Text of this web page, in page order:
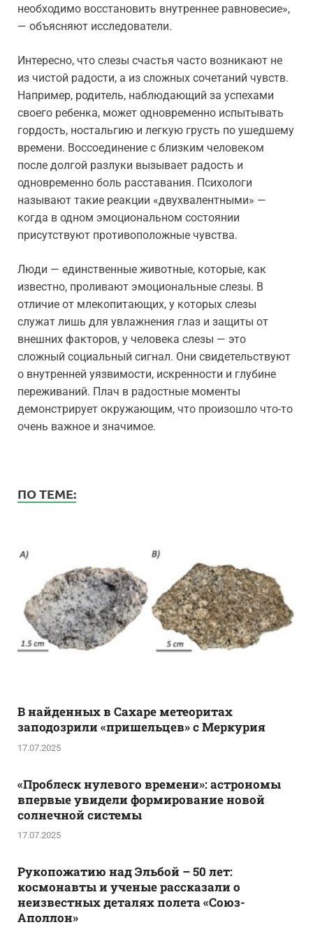
необходимо восстановить внутреннее равновесие»,
— объясняют исследователи.
Интересно, что слезы счастья часто возникают не
из чистой радости, а из сложных сочетаний чувств.
Например, родитель, наблюдающий за успехами
своего ребенка, может одновременно испытывать
гордость, ностальгию и легкую грусть по ушедшему
времени. Воссоединение с близким человеком
после долгой разлуки вызывает радость и
одновременно боль расставания. Психологи
называют такие реакции «двухвалентными» —
когда в одном эмоциональном состоянии
присутствуют противоположные чувства.
Люди — единственные животные, которые, как
известно, проливают эмоциональные слезы. В
отличие от млекопитающих, у которых слезы
служат лишь для увлажнения глаз и защиты от
внешних факторов, у человека слезы — это
сложный социальный сигнал. Они свидетельствуют
о внутренней уязвимости, искренности и глубине
переживаний. Плач в радостные моменты
демонстрирует окружающим, что произошло что-то
очень важное и значимое.
ПО ТЕМЕ:
В найденных в Сахаре метеоритах
заподозрили «пришельцев» с Меркурия
17.07.2025
«Проблеск нулевого времени»: астрономы
впервые увидели формирование новой
солнечной системы
17.07.2025
Рукопожатию над Эльбой – 50 лет:
космонавты и ученые рассказали о
неизвестных деталях полета «Союз-
Аполлон»